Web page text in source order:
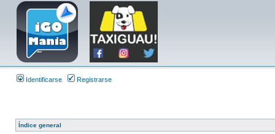
Identificarse Registrarse
Índice general